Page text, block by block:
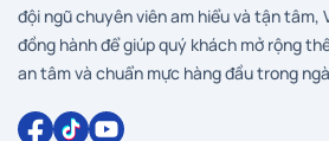
đội ngũ chuyên viên am hiểu và tận tâm,
đồng hành để giúp quý khách mở rộng
an tâm và chuẩn mực hàng đầu trong